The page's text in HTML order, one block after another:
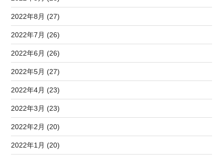
2022年8月 (27)
2022年7月 (26)
2022年6月 (26)
2022年5月 (27)
2022年4月 (23)
2022年3月 (23)
2022年2月 (20)
2022年1月 (20)